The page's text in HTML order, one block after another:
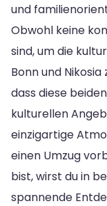
und
Obwohl keine
sind, um die
Bonn und
dass diese
kulturellen
einzigartige
einen Umzug
bist, wirst du in
spannende